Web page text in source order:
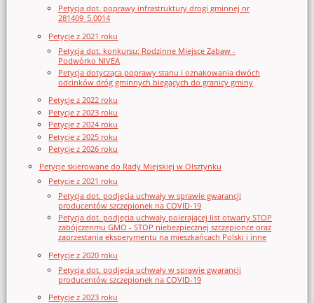
Petycja dot. poprawy infrastruktury drogi gminnej nr
281409_5.0014
Petycje z 2021 roku
Petycja dot. konkursu: Rodzinne Miejsce Zabaw -
Podwórko NIVEA
Petycja dotycząca poprawy stanu i oznakowania dwóch
odcinków dróg gminnych biegących do granicy gminy
Petycje z 2022 roku
Petycje z 2023 roku
Petycje z 2024 roku
Petycje z 2025 roku
Petycje z 2026 roku
Petycje skierowane do Rady Miejskiej w Olsztynku
Petycje z 2021 roku
Petycja dot. podjęcia uchwały w sprawie gwarancji
producentów szczepionek na COVID-19
Petycja dot. podjęcia uchwały poierającej list otwarty STOP
zabójczenmu GMO - STOP niebezpiecznej szczepionce oraz
zaprzestania eksperymentu na mieszkańcach Polski i inne
Petycje z 2020 roku
Petycja dot. podjęcia uchwały w sprawie gwarancji
producentów szczepionek na COVID-19
Petycje z 2023 roku